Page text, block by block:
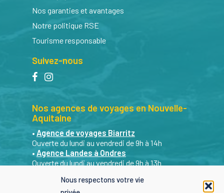
Nous respectons votre vie
Nos garanties et avantages
Notre politique RSE
Tourisme responsable
Suivez-nous
facebook
instagram
Nos agences de voyages en Nouvelle-
Aquitaine
• Agence de voyages Biarritz
Ouverte du lundi au vendredi de 9h à 14h
• Agence Landes à Ondres
Ouverte du lundi au vendredi de 9h à 13h
Sur RDV les après-midi et le samedi matin. Du
lundi au samedi de 9h à 19h : nous restons